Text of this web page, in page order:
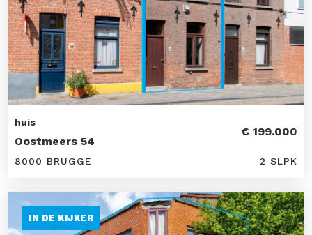
huis
Oostmeers 54
€ 199.000
8000 BRUGGE 2 SLPK
IN DE KIJKER